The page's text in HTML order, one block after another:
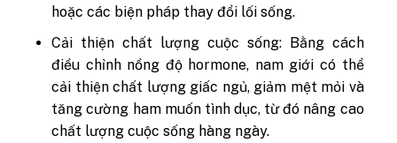
hoặc các biện pháp thay đổi lối sống.
Cải thiện chất lượng cuộc sống: Bằng cách
điều chỉnh nồng độ hormone, nam giới có thể
cải thiện chất lượng giấc ngủ, giảm mệt mỏi và
tăng cường ham muốn tình dục, từ đó nâng cao
chất lượng cuộc sống hàng ngày.